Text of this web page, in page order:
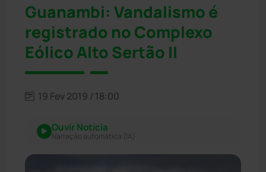
Guanambi: Vandalismo é
registrado no Complexo
Eólico Alto Sertão II
19 Fev 2019 / 18:00
Ouvir Notícia
Narração automática (IA)